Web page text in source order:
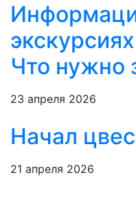
Что нужно
23 апреля 2026
Начал
21 апреля 2026